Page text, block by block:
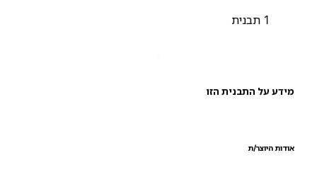
על התבנית הזו
היוצר/ת